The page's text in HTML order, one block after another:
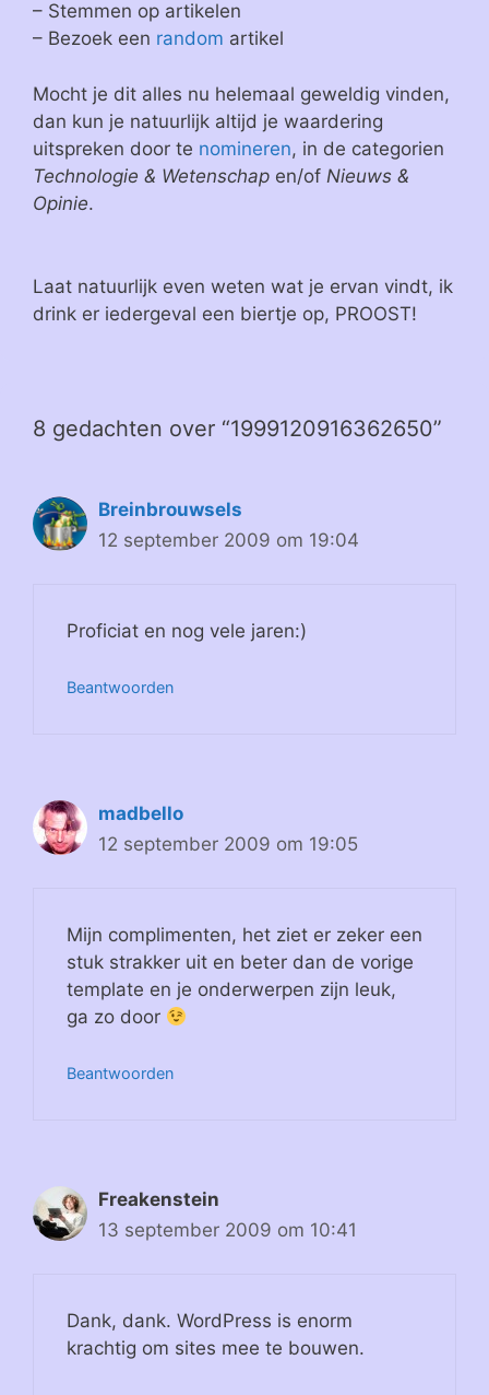
– Stemmen op artikelen
– Bezoek een random artikel
Mocht je dit alles nu helemaal geweldig vinden,
dan kun je natuurlijk altijd je waardering
uitspreken door te nomineren, in de categorien
Technologie & Wetenschap en/of Nieuws &
Opinie.
Laat natuurlijk even weten wat je ervan vindt, ik
drink er iedergeval een biertje op, PROOST!
8 gedachten over “1999120916362650”
Breinbrouwsels
12 september 2009 om 19:04
Proficiat en nog vele jaren:)
Beantwoorden
madbello
12 september 2009 om 19:05
Mijn complimenten, het ziet er zeker een
stuk strakker uit en beter dan de vorige
template en je onderwerpen zijn leuk,
ga zo door
Beantwoorden
Freakenstein
13 september 2009 om 10:41
Dank, dank. WordPress is enorm
krachtig om sites mee te bouwen.